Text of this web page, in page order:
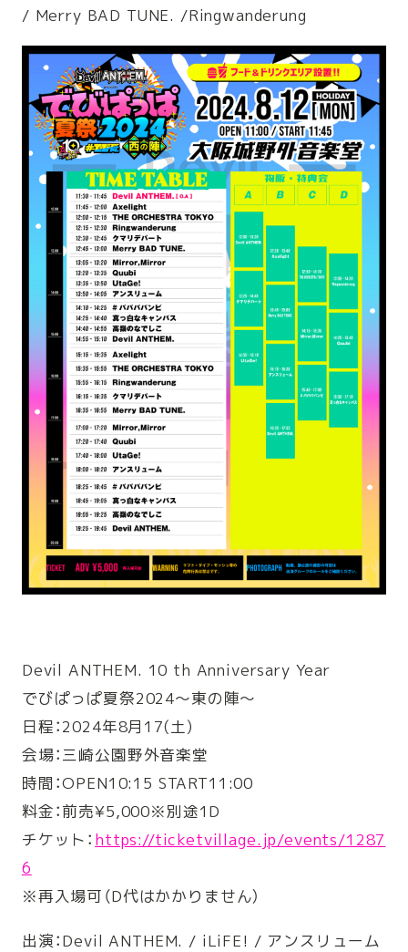
/ Merry BAD TUNE. /Ringwanderung
Devil ANTHEM. 10 th Anniversary Year
でびぱっぱ夏祭2024〜東の陣〜
日程：2024年8月 17(土)
会場：三崎公園野外音楽堂
時間：OPEN10:15 START11:00
料金：前売¥5,000※別途1D
チケット ： https://ticketvillage.jp/events/1287
6
※再入場可（D代はかかりません）
出演：Devil ANTHEM. / iLiFE! / アンスリューム